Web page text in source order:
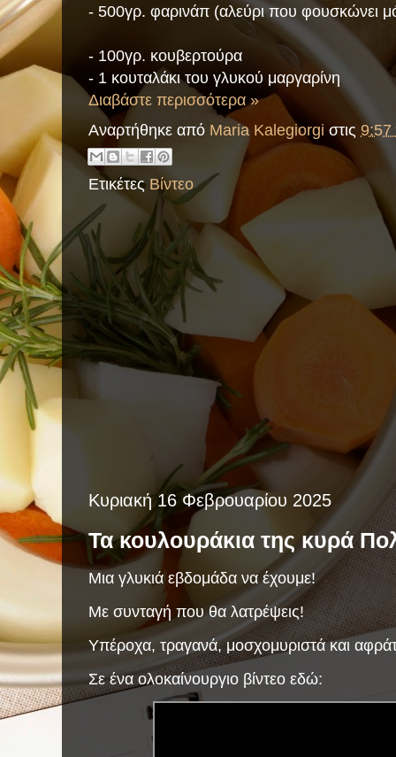
- 500γρ. φαρινάπ (αλεύρι που φουσκώνει
- 100γρ. κουβερτούρα
- 1 κουταλάκι του γλυκού μαργαρίνη
Διαβάστε περισσότερα »
Αναρτήθηκε από Maria Kalegiorgi στις 9:57
Ετικέτες Βίντεο
Κυριακή 16 Φεβρουαρίου 2025
Τα κουλουράκια της κυρά
Μια γλυκιά εβδομάδα να έχουμε!
Με συνταγή που θα λατρέψεις!
Υπέροχα, τραγανά, μοσχομυριστά και
Σε ένα ολοκαίνουργιο βίντεο εδώ: